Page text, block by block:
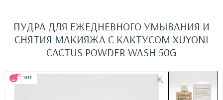
ПУДРА ДЛЯ ЕЖЕДНЕВНОГО УМЫВАНИЯ И
СНЯТИЯ МАКИЯЖА С КАКТУСОМ XUYONI
CACTUS POWDER WASH 50G
ХИТ